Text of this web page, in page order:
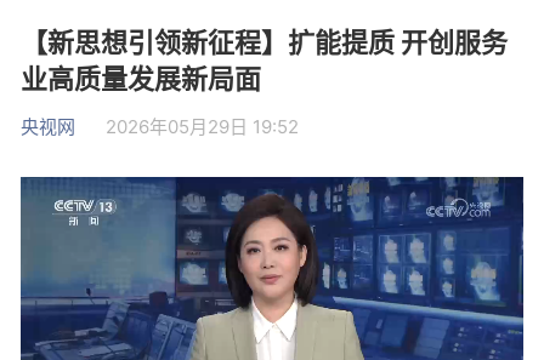
【新思想引领新征程】扩能提质 开创服务
业高质量发展新局面
央视网 2026年05月29日 19:52